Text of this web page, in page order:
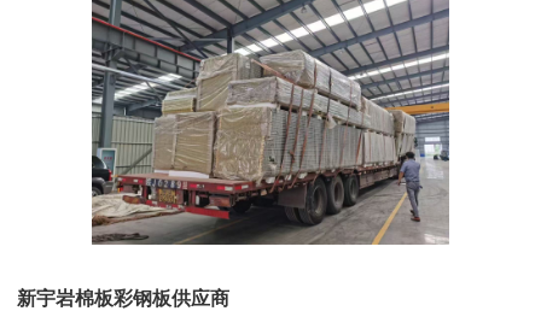
新宇岩棉板彩钢板供应商